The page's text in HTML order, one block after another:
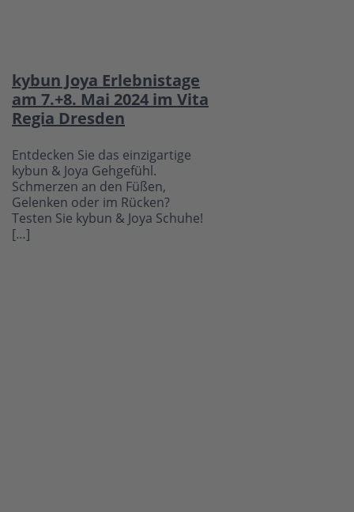
kybun Joya Erlebnistage
am 7.+8. Mai 2024 im Vita
Regia Dresden
Entdecken Sie das einzigartige
kybun & Joya Gehgefühl.
Schmerzen an den Füßen,
Gelenken oder im Rücken?
Testen Sie kybun & Joya Schuhe!
[…]